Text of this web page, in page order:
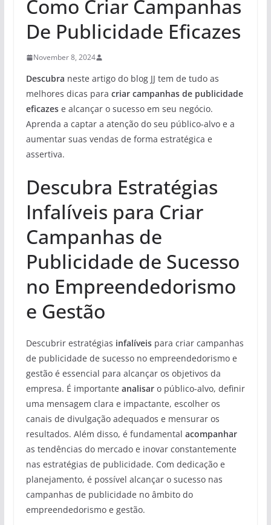
Como Criar Campanhas
De Publicidade Eficazes
November 8, 2024
Descubra neste artigo do blog JJ tem de tudo as
melhores dicas para criar campanhas de publicidade
eficazese alcançar o sucesso em seu negócio.
Aprenda a captar a atenção do seu público-alvo e a
aumentar suas vendas de forma estratégica e
assertiva.
Descubra Estratégias
Infalíveis para Criar
Campanhas de
Publicidade de Sucesso
no Empreendedorismo
e Gestão
Descubrir estratégias infalíveispara criar campanhas
de publicidade de sucesso no empreendedorismo e
gestão é essencial para alcançar os objetivos da
empresa. É importante analisaro público-alvo, definir
uma mensagem clara e impactante, escolher os
canais de divulgação adequados e mensurar os
resultados. Além disso, é fundamental acompanhar
as tendências do mercado e inovar constantemente
nas estratégias de publicidade. Com dedicação e
planejamento, é possível alcançar o sucesso nas
campanhas de publicidade no âmbito do
empreendedorismo e gestão.